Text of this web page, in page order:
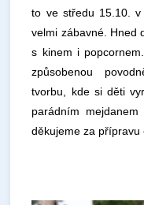
to ve středu 15.10.
velmi zábavné. Hned
s kinem i
způsobenou
tvorbu, kde si děti
parádním
děkujeme za přípravu